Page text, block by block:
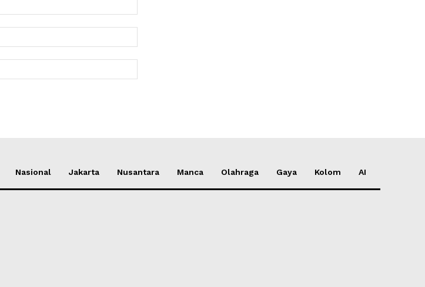
Nasional Jakarta Nusantara Manca Olahraga Gaya Kolom AI